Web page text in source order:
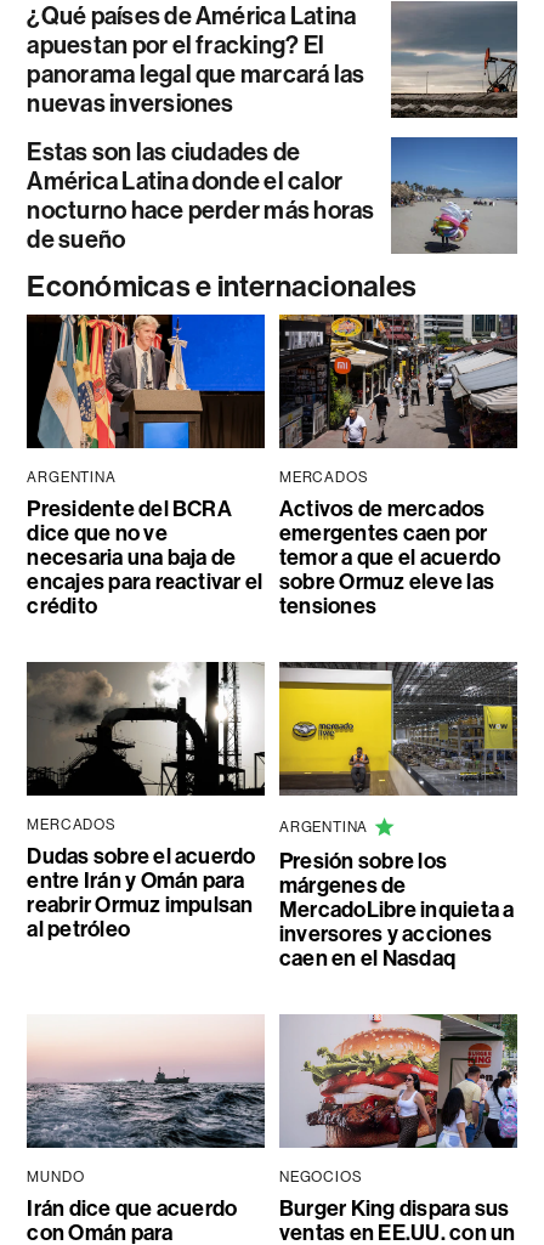
¿Qué países de América Latina
apuestan por el fracking? El
panorama legal que marcará las
nuevas inversiones
Estas son las ciudades de
América Latina donde el calor
nocturno hace perder más horas
de sueño
Económicas e internacionales
ARGENTINA
Presidente del BCRA
dice que no ve
necesaria una baja de
encajes para reactivar el
crédito
MERCADOS
Activos de mercados
emergentes caen por
temor a que el acuerdo
sobre Ormuz eleve las
tensiones
MERCADOS
Dudas sobre el acuerdo
entre Irán y Omán para
reabrir Ormuz impulsan
al petróleo
ARGENTINA
Presión sobre los
márgenes de
MercadoLibre inquieta a
inversores y acciones
caen en el Nasdaq
MUNDO
Irán dice que acuerdo
con Omán para
NEGOCIOS
Burger King dispara sus
ventas en EE.UU. con un